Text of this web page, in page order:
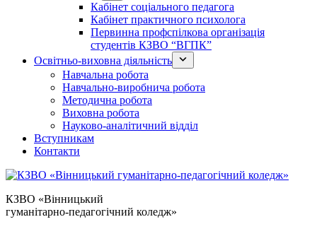
Кабінет соціального педагога
Кабінет практичного психолога
Первинна профспілкова організація
студентів КЗВО “ВГПК”
Освітньо-виховна діяльність
Навчальна робота
Навчально-виробнича робота
Методична робота
Виховна робота
Науково-аналітичний відділ
Вступникам
Контакти
КЗВО «Вінницький
гуманітарно-педагогічний коледж»